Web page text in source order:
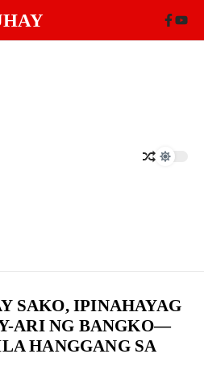
SAKO, IPINAHAYAG
ARI NG BANGKO—
HANGGANG SA